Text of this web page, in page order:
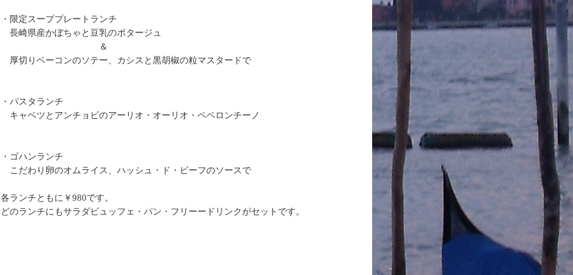
・限定スーププレートランチ
長崎県産かぼちゃと豆乳のポタージュ
＆
厚切りベーコンのソテー、カシスと黒胡椒の粒マスタードで
・パスタランチ
キャベツとアンチョビのアーリオ・オーリオ・ペペロンチーノ
・ゴハンランチ
こだわり卵のオムライス、ハッシュ・ド・ビーフのソースで
各ランチともに￥980です。
どのランチにもサラダビュッフェ・パン・フリーードリンクがセットです。